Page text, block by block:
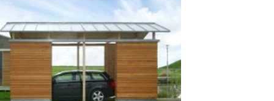
vostro veicolo.